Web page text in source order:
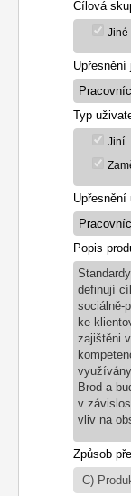
Cílová
Jiné
Typ
Jiní
Upřesnění
Popis
definují
sociálně-
ke
zajištěni
Brod a
v
vliv na
Způsob